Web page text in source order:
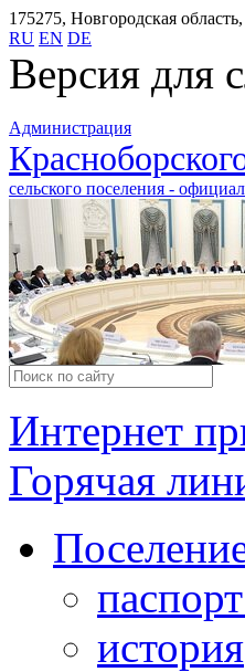
175275, Новгородская
RU EN DE
Версия для
Администрация
сельского поселения -
Интернет
Горячая
история